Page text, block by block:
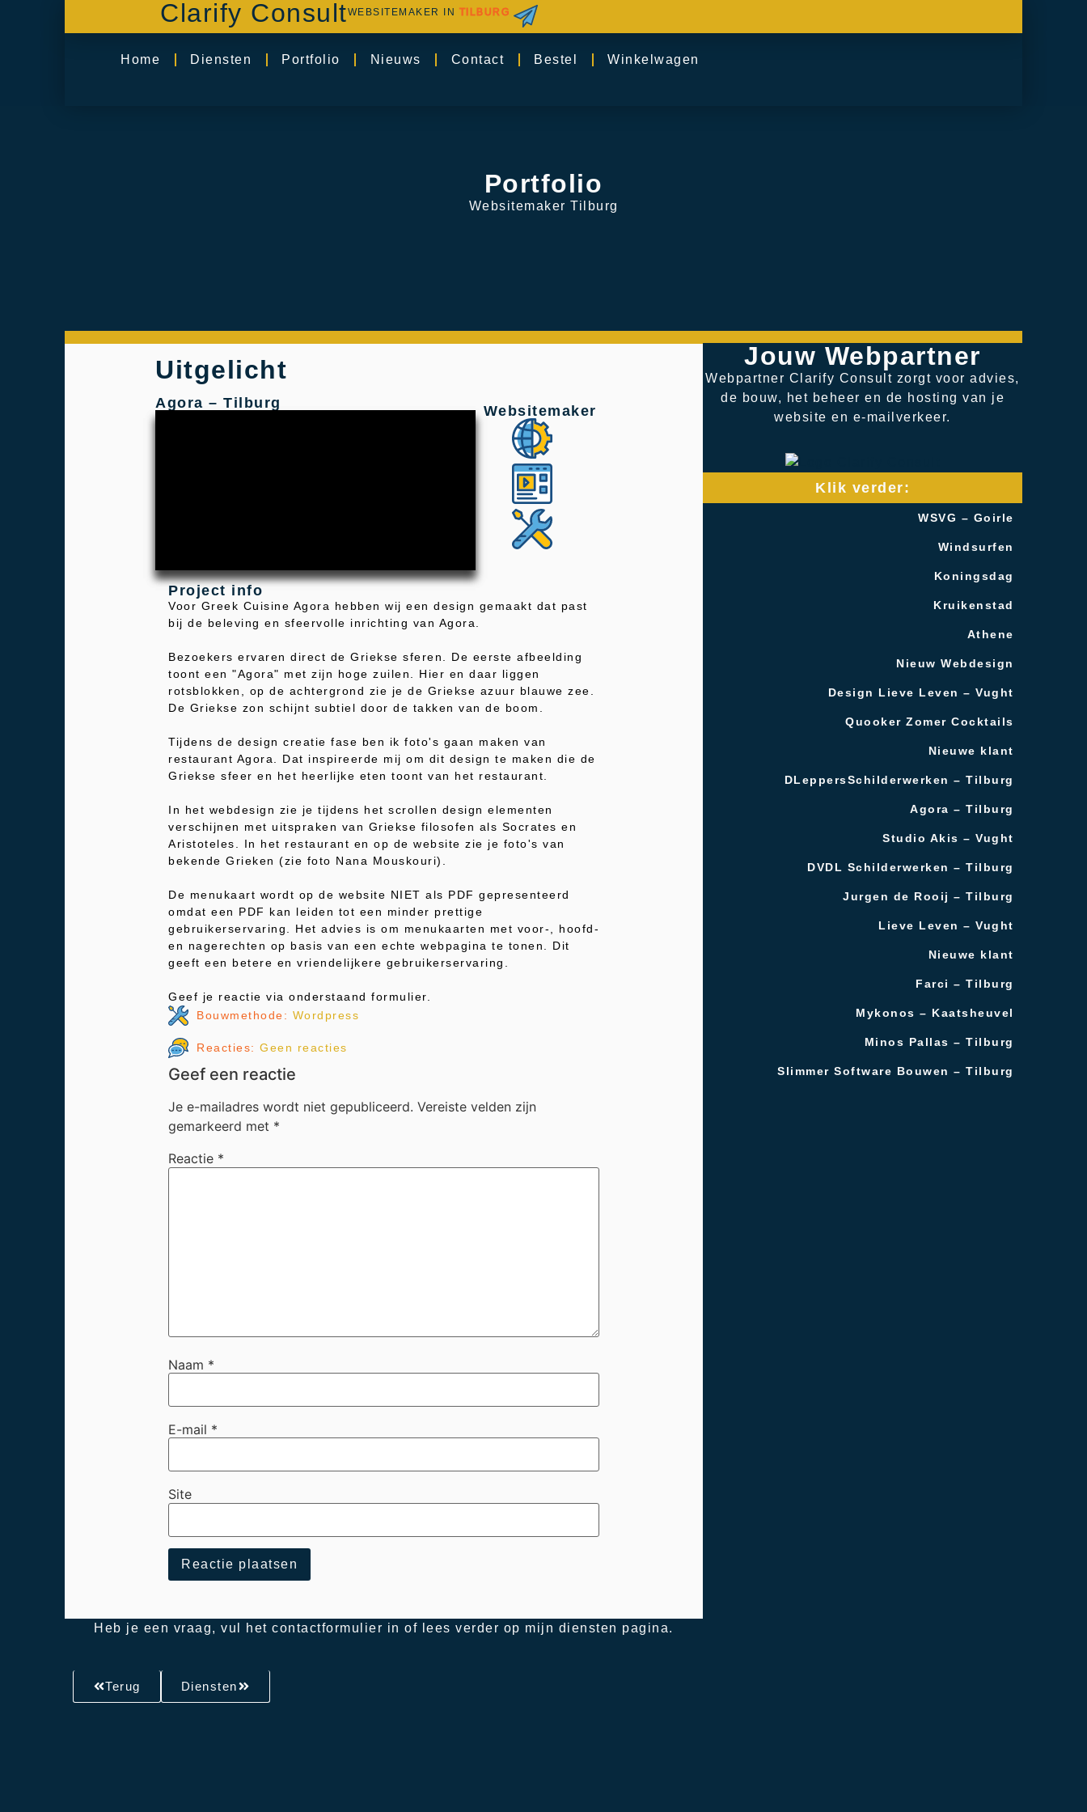
Clarify ConsultWEBSITEMAKER IN TILBURG
Home Diensten Portfolio Nieuws Contact Bestel Winkelwagen
Portfolio
Websitemaker Tilburg
Uitgelicht
Agora – Tilburg Websitemaker
Project info
Voor Greek Cuisine Agora hebben wij een design gemaakt dat past
bij de beleving en sfeervolle inrichting van Agora.
Bezoekers ervaren direct de Griekse sferen. De eerste afbeelding
toont een "Agora" met zijn hoge zuilen. Hier en daar liggen
rotsblokken, op de achtergrond zie je de Griekse azuur blauwe zee.
De Griekse zon schijnt subtiel door de takken van de boom.
Tijdens de design creatie fase ben ik foto's gaan maken van
restaurant Agora. Dat inspireerde mij om dit design te maken die de
Griekse sfeer en het heerlijke eten toont van het restaurant.
In het webdesign zie je tijdens het scrollen design elementen
verschijnen met uitspraken van Griekse filosofen als Socrates en
Aristoteles. In het restaurant en op de website zie je foto's van
bekende Grieken (zie foto Nana Mouskouri).
De menukaart wordt op de website NIET als PDF gepresenteerd
omdat een PDF kan leiden tot een minder prettige
gebruikerservaring. Het advies is om menukaarten met voor-, hoofd-
en nagerechten op basis van een echte webpagina te tonen. Dit
geeft een betere en vriendelijkere gebruikerservaring.
Geef je reactie via onderstaand formulier.
Bouwmethode: Wordpress
Reacties: Geen reacties
Geef een reactie
Je e-mailadres wordt niet gepubliceerd. Vereiste velden zijn
gemarkeerd met *
Reactie *
Naam *
E-mail *
Site
Heb je een vraag, vul het contactformulier in of lees verder op mijn diensten pagina.
Terug Diensten
Jouw Webpartner
Webpartner Clarify Consult zorgt voor advies,
de bouw, het beheer en de hosting van je
website en e-mailverkeer.
Klik verder:
WSVG – Goirle
Windsurfen
Koningsdag
Kruikenstad
Athene
Nieuw Webdesign
Design Lieve Leven – Vught
Quooker Zomer Cocktails
Nieuwe klant
DLeppersSchilderwerken – Tilburg
Agora – Tilburg
Studio Akis – Vught
DVDL Schilderwerken – Tilburg
Jurgen de Rooij – Tilburg
Lieve Leven – Vught
Nieuwe klant
Farci – Tilburg
Mykonos – Kaatsheuvel
Minos Pallas – Tilburg
Slimmer Software Bouwen – Tilburg